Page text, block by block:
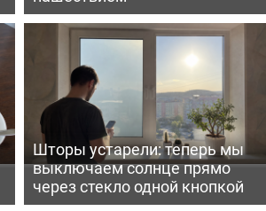
Шторы устарели: теперь мы
выключаем солнце прямо
через стекло одной кнопкой